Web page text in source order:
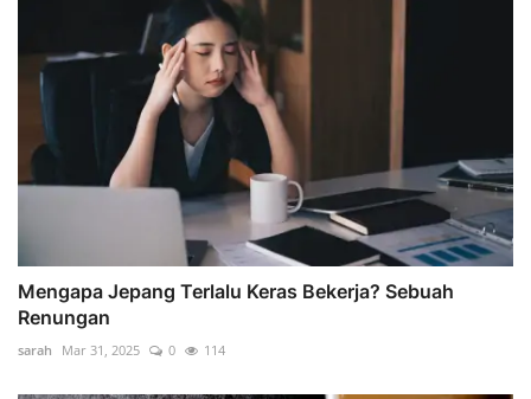
Mengapa Jepang Terlalu Keras Bekerja? Sebuah
Renungan
sarah Mar 31, 2025 0 114